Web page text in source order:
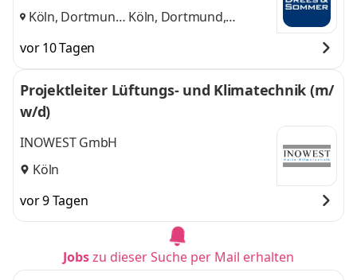
Köln, Dortmund, Köln, Dortmund,
vor 10 Tagen
Projektleiter Lüftungs- und Klimatechnik (m/
w/d)
INOWEST GmbH
Köln
vor 9 Tagen
Jobszu dieser Suche per Mail erhalten